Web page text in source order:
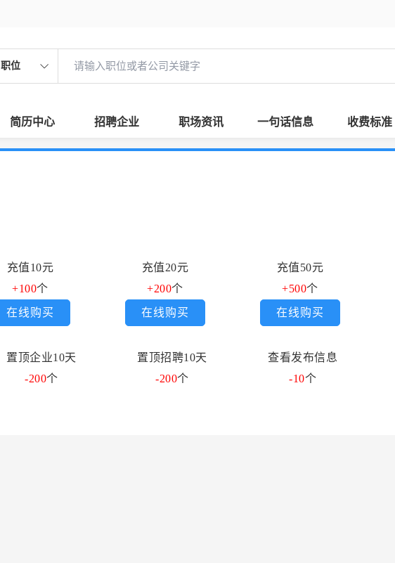
职位
简历中心 招聘企业 职场资讯 一句话信息 收费标准
充值10元
+100个
在线购买
充值20元
+200个
在线购买
充值50元
+500个
在线购买
置顶企业10天 置顶招聘10天
查看发布信息
-200个 -200个 -10个